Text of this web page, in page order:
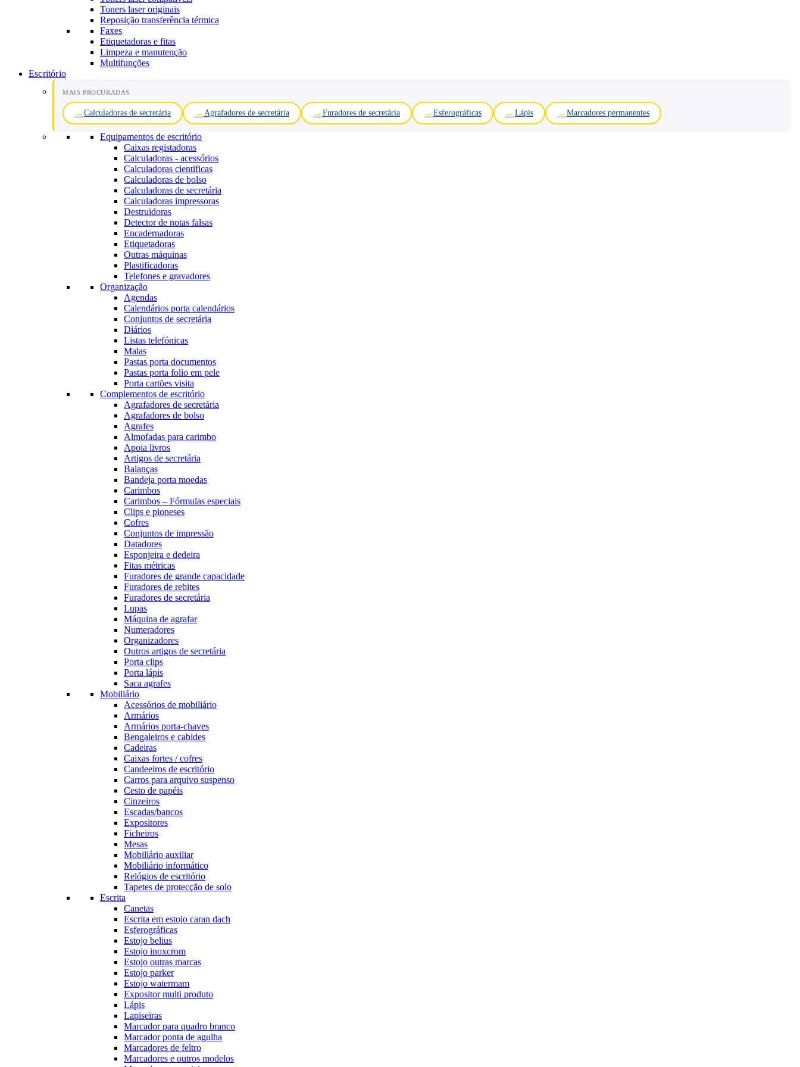
Toners laser originais
Reposição transferência térmica
Faxes
Etiquetadoras e fitas
Limpeza e manutenção
Multifunções
Escritório
MAIS PROCURADAS
Calculadoras de secretária Agrafadores de secretária Furadores de secretária Esferográficas Lápis Marcadores permanentes
Equipamentos de escritório
Caixas registadoras
Calculadoras - acessórios
Calculadoras cientificas
Calculadoras de bolso
Calculadoras de secretária
Calculadoras impressoras
Destruidoras
Detector de notas falsas
Encadernadoras
Etiquetadoras
Outras máquinas
Plastificadoras
Telefones e gravadores
Organização
Agendas
Calendários porta calendários
Conjuntos de secretária
Diários
Listas telefónicas
Malas
Pastas porta documentos
Pastas porta folio em pele
Porta cartões visita
Complementos de escritório
Agrafadores de secretária
Agrafadores de bolso
Agrafes
Almofadas para carimbo
Apoia livros
Artigos de secretária
Balanças
Bandeja porta moedas
Carimbos
Carimbos – Fórmulas especiais
Clips e pioneses
Cofres
Conjuntos de impressão
Datadores
Esponjeira e dedeira
Fitas métricas
Furadores de grande capacidade
Furadores de rebites
Furadores de secretária
Lupas
Máquina de agrafar
Numeradores
Organizadores
Outros artigos de secretária
Porta clips
Porta lápis
Saca agrafes
Mobiliário
Acessórios de mobiliário
Armários
Armários porta-chaves
Bengaleiros e cabides
Cadeiras
Caixas fortes / cofres
Candeeiros de escritório
Carros para arquivo suspenso
Cesto de papéis
Cinzeiros
Escadas/bancos
Expositores
Ficheiros
Mesas
Mobiliário auxiliar
Mobiliário informático
Relógios de escritório
Tapetes de protecção de solo
Escrita
Canetas
Escrita em estojo caran dach
Esferográficas
Estojo belius
Estojo inoxcrom
Estojo outras marcas
Estojo parker
Estojo watermam
Expositor multi produto
Lápis
Lapiseiras
Marcador para quadro branco
Marcador ponta de agulha
Marcadores de feltro
Marcadores e outros modelos